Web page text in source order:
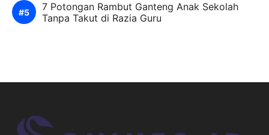
7 Potongan Rambut Ganteng Anak Sekolah
Tanpa Takut di Razia Guru